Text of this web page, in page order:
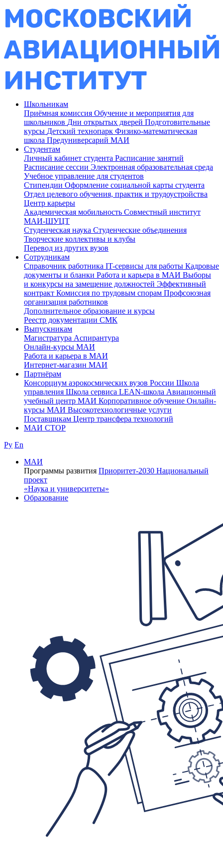
Школьникам
Приёмная комиссия Обучение и мероприятия для
школьников Дни открытых дверей Подготовительные
курсы Детский технопарк Физико-математическая
школа Предуниверсарий МАИ
Студентам
Личный кабинет студента Расписание занятий
Расписание сессии Электронная образовательная среда
Учебное управление для студентов
Стипендии Оформление социальной карты студента
Отдел целевого обучения, практик и трудоустройства
Центр карьеры
Академическая мобильность Совместный институт
МАИ-ШУЦТ
Студенческая наука Студенческие объединения
Творческие коллективы и клубы
Перевод из других вузов
Сотрудникам
Cправочник работника IT-сервисы для работы Кадровые
документы и бланки Работа и карьера в МАИ Выборы
и конкурсы на замещение должностей Эффективный
контракт Комиссия по трудовым спорам Профсоюзная
организация работников
Дополнительное образование и курсы
Реестр документации СМК
Выпускникам
Магистратура Аспирантура
Онлайн-курсы МАИ
Работа и карьера в МАИ
Интернет-магазин МАИ
Партнёрам
Консорциум аэрокосмических вузов России Школа
управления Школа сервиса LEAN-школа Авиационный
учебный центр МАИ Корпоративное обучение Онлайн-
курсы МАИ Высокотехнологичные услуги
Поставщикам Центр трансфера технологий
МАИ СТОР
Ру En
МАИ
Программы развития Приоритет-2030 Национальный
проект
«Наука и университеты»
Образование